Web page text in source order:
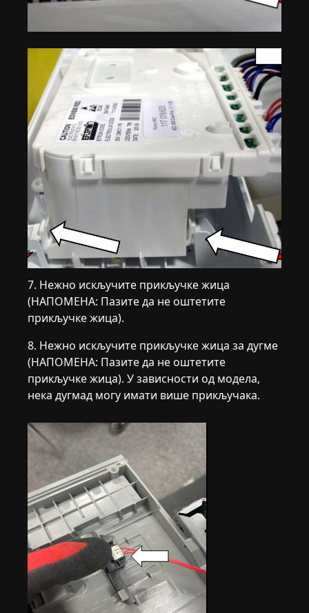
7. Нежно искључите прикључке жица
(НАПОМЕНА: Пазите да не оштетите
прикључке жица).
8. Нежно искључите прикључке жица за дугме
(НАПОМЕНА: Пазите да не оштетите
прикључке жица). У зависности од модела,
нека дугмад могу имати више прикључака.